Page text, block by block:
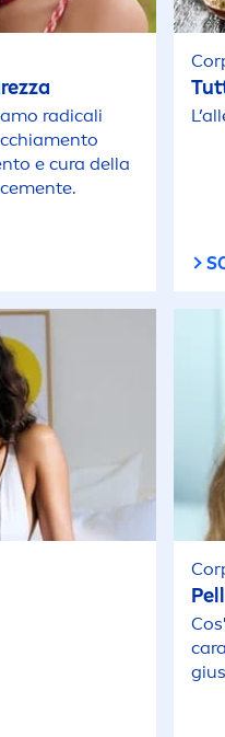
radicali
di invecchiamento
to e cura della
mente.